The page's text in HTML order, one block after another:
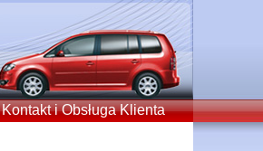
Kontakt i Obsługa Klienta